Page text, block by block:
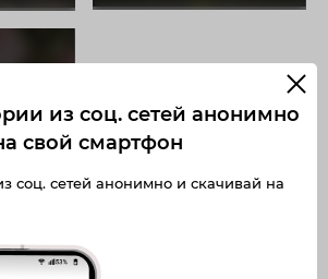
архивным
рекламу
из соц. сетей анонимно
свой смартфон
соц. сетей анонимно и скачивай на